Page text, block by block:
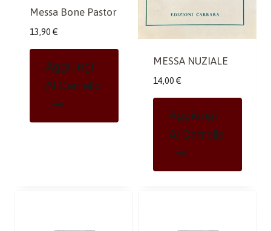
Messa Bone Pastor
13,90 €
Aggiungi
Al Carrello
MESSA NUZIALE
14,00 €
Aggiungi
Al Carrello